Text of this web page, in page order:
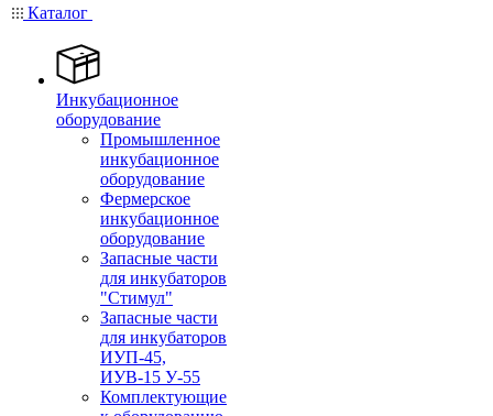
Каталог
Инкубационное
оборудование
Промышленное
инкубационное
оборудование
Фермерское
инкубационное
оборудование
Запасные части
для инкубаторов
"Стимул"
Запасные части
для инкубаторов
ИУП-45,
ИУВ-15 У-55
Комплектующие